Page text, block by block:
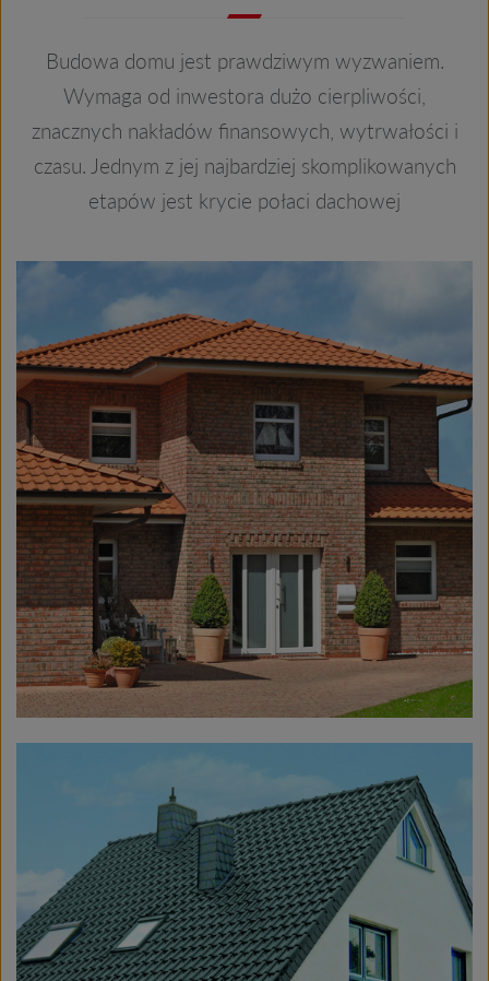
Budowa domu jest prawdziwym wyzwaniem.
Wymaga od inwestora dużo cierpliwości,
znacznych nakładów finansowych, wytrwałości i
czasu. Jednym z jej najbardziej skomplikowanych
etapów jest krycie połaci dachowej